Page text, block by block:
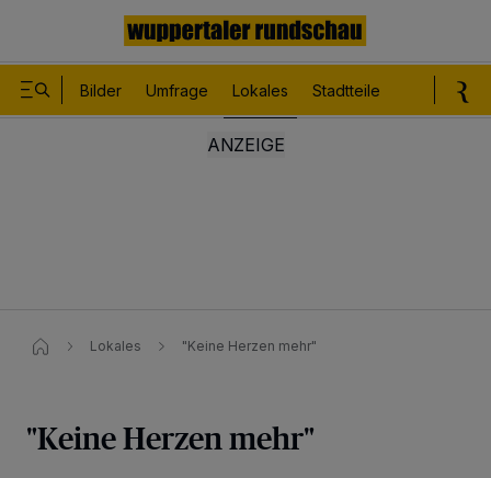
Bilder Umfrage Lokales Stadtteile
Lokales "Keine Herzen mehr"
"Keine Herzen mehr"